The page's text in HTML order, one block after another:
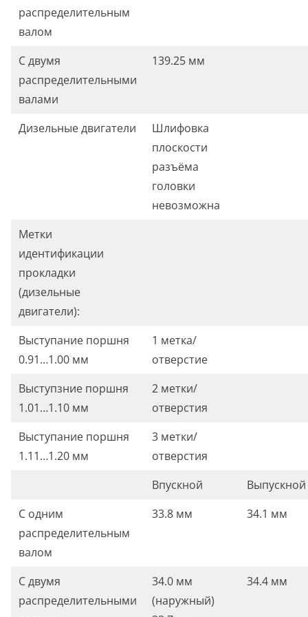
распределительным
валом
С двумя
распределительными
валами
139.25 мм
Дизельные двигатели
Шлифовка
плоскости
разъёма
головки
невозможна
Метки
идентификации
прокладки
(дизельные
двигатели):
Выступание поршня
0.91…1.00 мм
1 метка/
отверстие
Выступзние поршня
1.01…1.10 мм
2 метки/
отверстия
Выступание поршня
1.11…1.20 мм
3 метки/
отверстия
Впускной
Выпускной
С одним
распределительным
валом
33.8 мм 34.1 мм
С двумя
распределительными
34.0 мм
(наружный)
34.4 мм